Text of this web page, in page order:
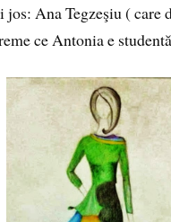
jos: Ana Tegzeşiu ( care
ce Antonia e